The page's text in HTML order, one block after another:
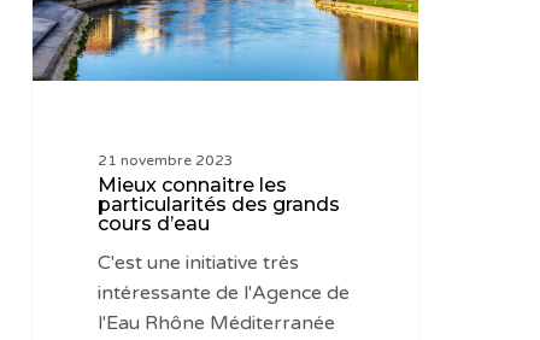
cours
d’eau
21 novembre 2023
Mieux connaitre les
particularités des grands
cours d’eau
C'est une initiative très
intéressante de l'Agence de
l'Eau Rhône Méditerranée